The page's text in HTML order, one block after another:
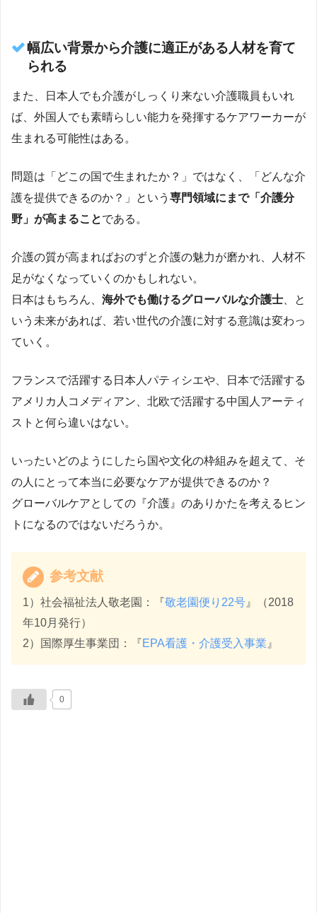
幅広い背景から介護に適正がある人材を育て
られる
また、日本人でも介護がしっくり来ない介護職員もいれ
ば、外国人でも素晴らしい能力を発揮するケアワーカーが
生まれる可能性はある。
問題は「どこの国で生まれたか？」ではなく、「どんな介
護を提供できるのか？」という 専門領域にまで「介護分
野」が高まることである。
介護の質が高まればおのずと介護の魅力が磨かれ、人材不
足がなくなっていくのかもしれない。
日本はもちろん、 海外でも働けるグローバルな介護士 、と
いう未来があれば、若い世代の介護に対する意識は変わっ
ていく。
フランスで活躍する日本人パティシエや、日本で活躍する
アメリカ人コメディアン、北欧で活躍する中国人アーティ
ストと何ら違いはない。
いったいどのようにしたら国や文化の枠組みを超えて、そ
の人にとって本当に必要なケアが提供できるのか？
グローバルケアとしての『介護』のありかたを考えるヒン
トになるのではないだろうか。
参考文献
1）社会福祉法人敬老園：『敬老園便り22号 』（2018
年10月発行）
2）国際厚生事業団：『EPA看護・介護受入事業 』
0